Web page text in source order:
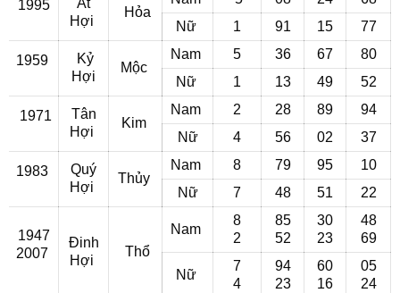
1995
Ất
Hợi
Hỏa
Nữ
1 91 15 77
1959
Kỷ
Hợi
Mộc
Nam 5 36 67
80
Nữ
1 13 49 52
1971
Tân
Hợi
Kim
Nam 2 28 89
94
Nữ
4 56 02 37
1983
Quý
Hợi
Thủy
Nam 8 79 95
10
Nữ
7 48 51 22
1947
2007
Đinh
Hợi
Thổ
Nam
8
2
85
52
30
23
48
69
Nữ
7
4
94
23
60
16
05
24